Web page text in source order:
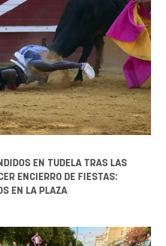
EN TUDELA TRAS LAS
ENCIERRO DE FIESTAS:
EN LA PLAZA